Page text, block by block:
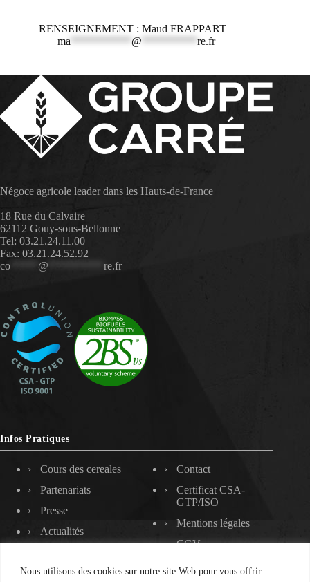
Nous utilisons des cookies sur notre site Web pour vous offrir
RENSEIGNEMENT : Maud FRAPPART –
ma
@ **********re.fr
Négoce agricole leader dans les Hauts-de-France
18 Rue du Calvaire
62112 Gouy-sous-Bellonne
Tel: 03.21.24.11.00
Fax: 03.21.24.52.92
co
@ re.fr
Infos Pratiques
Cours des cereales
Partenariats
Presse
Actualités
Contact
Certificat CSA-
GTP/ISO
Mentions légales
CGV